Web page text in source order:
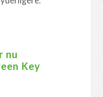
nu
Key